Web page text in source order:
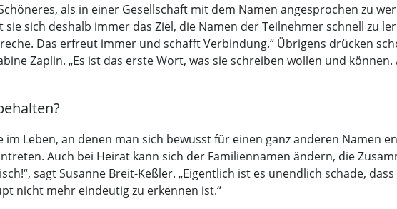
als in einer Gesellschaft mit dem Namen angesprochen zu
sich deshalb immer das Ziel, die Namen der Teilnehmer schnell zu
Das erfreut immer und schafft Verbindung.“ Übrigens drücken
Zaplin. „Es ist das erste Wort, was sie schreiben wollen und
im Leben, an denen man sich bewusst für einen ganz anderen Namen
Auch bei Heirat kann sich der Familiennamen ändern, die
sagt Susanne Breit-Keßler. „Eigentlich ist es unendlich schade,
nicht mehr eindeutig zu erkennen ist.“